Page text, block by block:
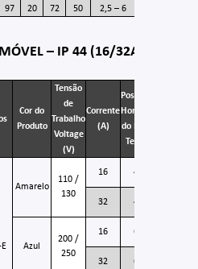
97
20
72 50 2,5 – 6
– IP 44 (16/32A)
Cor do
Produto
Tensão
de
Trabalho
Voltage
(V)
Corrente
(A)
Posição
Horária
do Pino
Terra
Amarelo
110 /
130
16 4
32 4
Azul
200 /
250
16 6
32 6